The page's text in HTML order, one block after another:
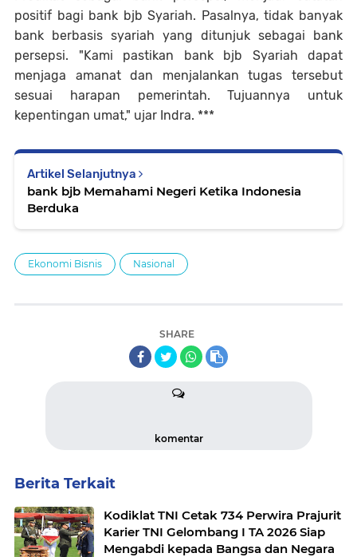
positif bagi bank bjb Syariah. Pasalnya, tidak banyak
bank berbasis syariah yang ditunjuk sebagai bank
persepsi. "Kami pastikan bank bjb Syariah dapat
menjaga amanat dan menjalankan tugas tersebut
sesuai harapan pemerintah. Tujuannya untuk
kepentingan umat," ujar Indra. ***
Artikel Selanjutnya
bank bjb Memahami Negeri Ketika Indonesia
Berduka
Ekonomi Bisnis Nasional
SHARE
komentar
Berita Terkait
Kodiklat TNI Cetak 734 Perwira Prajurit
Karier TNI Gelombang I TA 2026 Siap
Mengabdi kepada Bangsa dan Negara